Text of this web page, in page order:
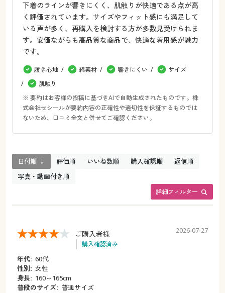
下着のラインが響きにくく、肌触りが快適である点が高
く評価されています。サイズやフィット感にも満足して
いる声が多く、再購入を検討する方が多数見受けられま
す。安価ながらも高品質な商品で、快適な着用感が魅力
です。
履き心地 綿素材 響きにくい
サイズ
肌触り
※ 要約はお客様の投稿に基づきAIで自動生成されたものです。株
式会社セシールが要約内容の正確性や適切性を保証するものでは
ないため、口コミ全文と併せてご確認ください。
詳細フィルター
日付順 ↓ 評価順 いいね数順 購入確認順
返信順
写真・動画付き順
ご購入者様
購入確認済み
2026-07-27
年代: 60代
性別: 女性
身長: 160～165cm
普段のサイズ: 普通サイズ